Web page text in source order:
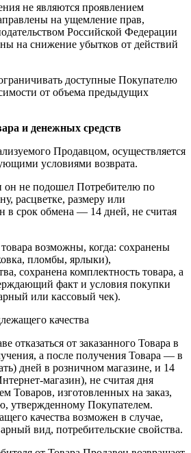
не являются проявлением
на ущемление прав,
Российской Федерации
на снижение убытков от действий
доступные Покупателю
от объема предыдущих
и денежных средств
Продавцом, осуществляется
условиями возврата.
он не подошел Потребителю по
расцветке, размеру или
в срок обмена — 14 дней, не считая
возможны, когда: сохранены
пломбы, ярлыки),
сохранена комплектность товара, а
факт и условия покупки
или кассовый чек).
качества
отказаться от заказанного Товара в
а после получения Товара — в
дней в розничном магазине, и 14
магазин), не считая дня
Товаров, изготовленных на заказ,
утвержденному Покупателем.
качества возможен в случае,
вид, потребительские свойства.